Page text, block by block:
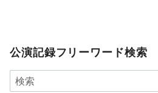
公演記録フリーワード検索